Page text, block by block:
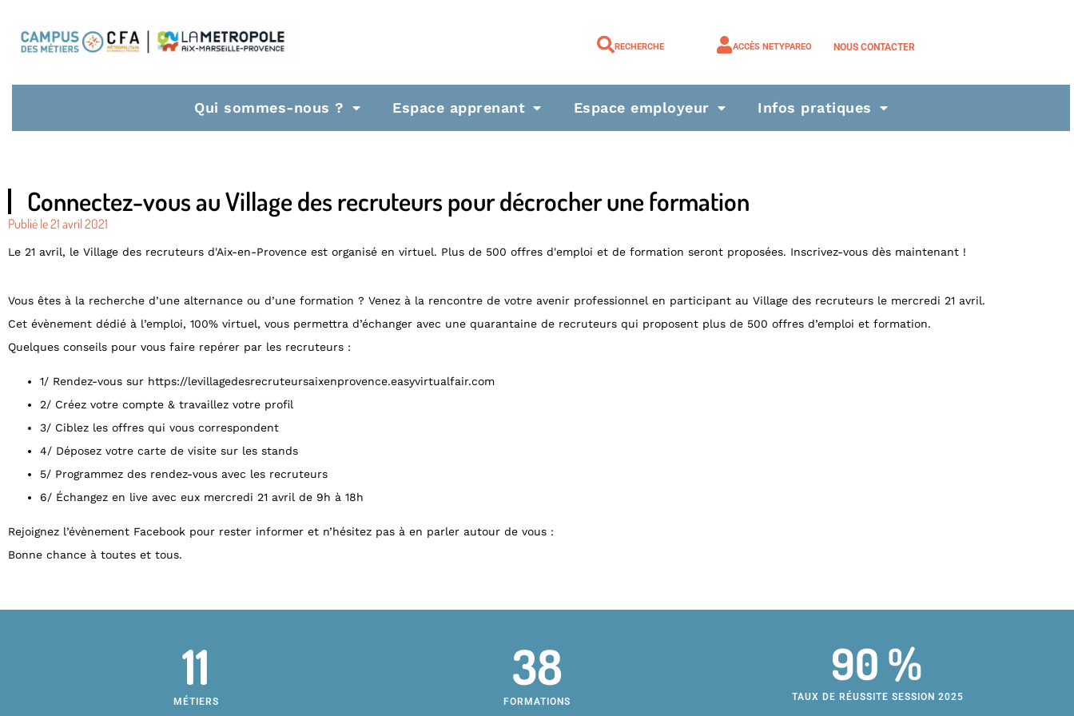
RECHERCHE ACCÈS NETYPAREO NOUS CONTACTER
Qui sommes-nous ? Espace apprenant Espace employeur Infos pratiques
Connectez-vous au Village des recruteurs pour décrocher une formation
Publié le21 avril 2021
Le 21 avril, le Village des recruteurs d'Aix-en-Provence est organisé en virtuel. Plus de 500 offres d'emploi et de formation seront proposées. Inscrivez-vous dès maintenant !
Vous êtes à la recherche d’une alternance ou d’une formation ? Venez à la rencontre de votre avenir professionnel en participant au Village des recruteurs le mercredi 21 avril.
Cet évènement dédié à l’emploi, 100% virtuel, vous permettra d’échanger avec une quarantaine de recruteurs qui proposent plus de 500 offres d’emploi et formation.
Quelques conseils pour vous faire repérer par les recruteurs :
1/ Rendez-vous sur https://levillagedesrecruteursaixenprovence.easyvirtualfair.com
2/ Créez votre compte & travaillez votre profil
3/ Ciblez les offres qui vous correspondent
4/ Déposez votre carte de visite sur les stands
5/ Programmez des rendez-vous avec les recruteurs
6/ Échangez en live avec eux mercredi 21 avril de 9h à 18h
Rejoignez l’évènement Facebook pour rester informer et n’hésitez pas à en parler autour de vous :
Bonne chance à toutes et tous.
11
MÉTIERS
38
FORMATIONS
90 %
TAUX DE RÉUSSITE SESSION 2025